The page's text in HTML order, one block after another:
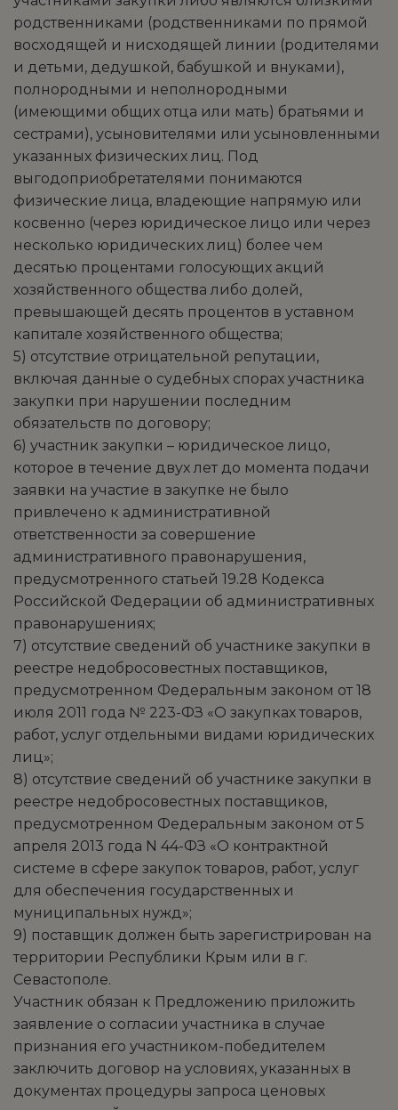
родственниками (родственниками по прямой
восходящей и нисходящей линии (родителями
и детьми, дедушкой, бабушкой и внуками),
полнородными и неполнородными
(имеющими общих отца или мать) братьями и
сестрами), усыновителями или усыновленными
указанных физических лиц. Под
выгодоприобретателями понимаются
физические лица, владеющие напрямую или
косвенно (через юридическое лицо или через
несколько юридических лиц) более чем
десятью процентами голосующих акций
хозяйственного общества либо долей,
превышающей десять процентов в уставном
капитале хозяйственного общества;
5) отсутствие отрицательной репутации,
включая данные о судебных спорах участника
закупки при нарушении последним
обязательств по договору;
6) участник закупки – юридическое лицо,
которое в течение двух лет до момента подачи
заявки на участие в закупке не было
привлечено к административной
ответственности за совершение
административного правонарушения,
предусмотренного статьей 19.28 Кодекса
Российской Федерации об административных
правонарушениях;
7) отсутствие сведений об участнике закупки в
реестре недобросовестных поставщиков,
предусмотренном Федеральным законом от 18
июля 2011 года № 223-ФЗ «О закупках товаров,
работ, услуг отдельными видами юридических
лиц»;
8) отсутствие сведений об участнике закупки в
реестре недобросовестных поставщиков,
предусмотренном Федеральным законом от 5
апреля 2013 года N 44-ФЗ «О контрактной
системе в сфере закупок товаров, работ, услуг
для обеспечения государственных и
муниципальных нужд»;
9) поставщик должен быть зарегистрирован на
территории Республики Крым или в г.
Севастополе.
Участник обязан к Предложению приложить
заявление о согласии участника в случае
признания его участником-победителем
заключить договор на условиях, указанных в
документах процедуры запроса ценовых